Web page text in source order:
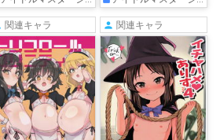
関連キャラ 関連キャラ